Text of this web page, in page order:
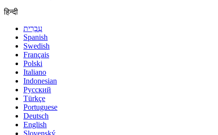
हिन्दी
עִבְרִית
Spanish
Swedish
Français
Polski
Italiano
Indonesian
Русский
Türkçe
Portuguese
Deutsch
English
Slovenský